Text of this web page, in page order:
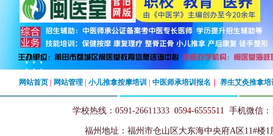
网站首页 网站管理 小儿推拿按摩培训 中医师承培训报名 养生艾灸推拿培
学校热线：0591-26611333 0594-6555511 手机微信：
福州地址 ： 福州市仓山区大东海中央府A区11#楼1